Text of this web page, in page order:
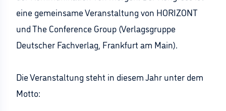
eine gemeinsame Veranstaltung von HORIZONT
und The Conference Group (Verlagsgruppe
Deutscher Fachverlag, Frankfurt am Main).
Die Veranstaltung steht in diesem Jahr unter dem
Motto: